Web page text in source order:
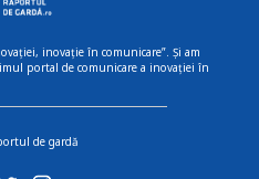
inovație în comunicare”. Și am
portal de comunicare a inovației în
de gardă